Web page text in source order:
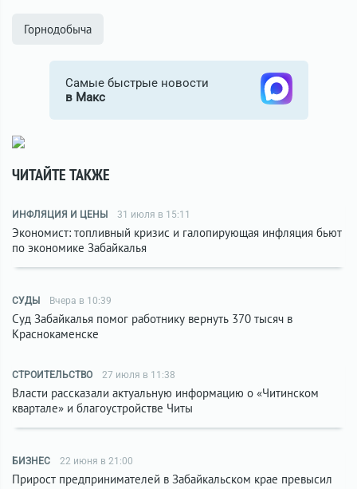
Горнодобыча
Самые быстрые новости
в Макс
ЧИТАЙТЕ ТАКЖЕ
ИНФЛЯЦИЯ И ЦЕНЫ 31 июля в 15:11
Экономист: топливный кризис и галопирующая инфляция бьют
по экономике Забайкалья
СУДЫ Вчера в 10:39
Суд Забайкалья помог работнику вернуть 370 тысяч в
Краснокаменске
СТРОИТЕЛЬСТВО 27 июля в 11:38
Власти рассказали актуальную информацию о «Читинском
квартале» и благоустройстве Читы
БИЗНЕС 22 июня в 21:00
Прирост предпринимателей в Забайкальском крае превысил